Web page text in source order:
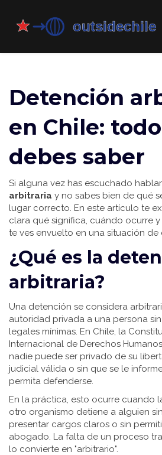
Detención
en Chile:
debes saber
Si alguna vez has escuchado
arbitraria y no sabes bien de qué
lugar correcto. En este artículo te
clara qué significa, cuándo ocurre
te ves envuelto en una situación de
¿Qué es la
arbitraria?
Una detención se considera
autoridad privada a una persona
legales mínimas. En Chile, la
Internacional de Derechos
nadie puede ser privado de su
judicial válida o sin que se le
permita defenderse.
En la práctica, esto ocurre cuando
otro organismo detiene a alguien
presentar cargos claros o sin
abogado. La falta de un proceso
lo convierte en "arbitrario".